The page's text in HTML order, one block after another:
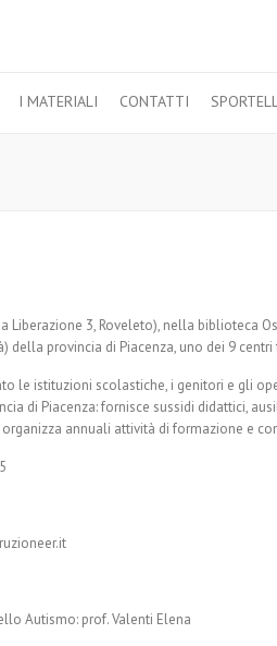
I MATERIALI CONTATTI
Liberazione 3, Roveleto), nella biblioteca
della provincia di Piacenza, uno dei 9
le istituzioni scolastiche, i genitori e gli
di Piacenza: fornisce sussidi didattici,
annuali attività di formazione e
Autismo: prof. Valenti Elena